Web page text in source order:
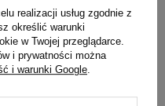
dni przed wprowadzeniem
realizacji usług zgodnie z
określić warunki
w Twojej przeglądarce.
i prywatności można
i warunki Google.